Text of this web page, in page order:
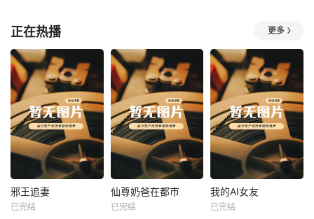
正在热播 更多
热播
邪王追妻
邪王追妻
已完结
热播
仙尊奶爸在都市
已完结
热播
我的AI女友
我的AI女友
已完结